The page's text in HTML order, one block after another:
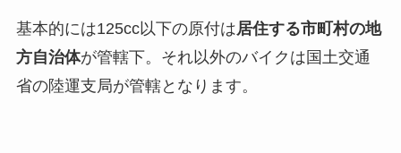
基本的には125cc以下の原付は居住する市町村の地
方自治体が管轄下。それ以外のバイクは国土交通
省の陸運支局が管轄となります。